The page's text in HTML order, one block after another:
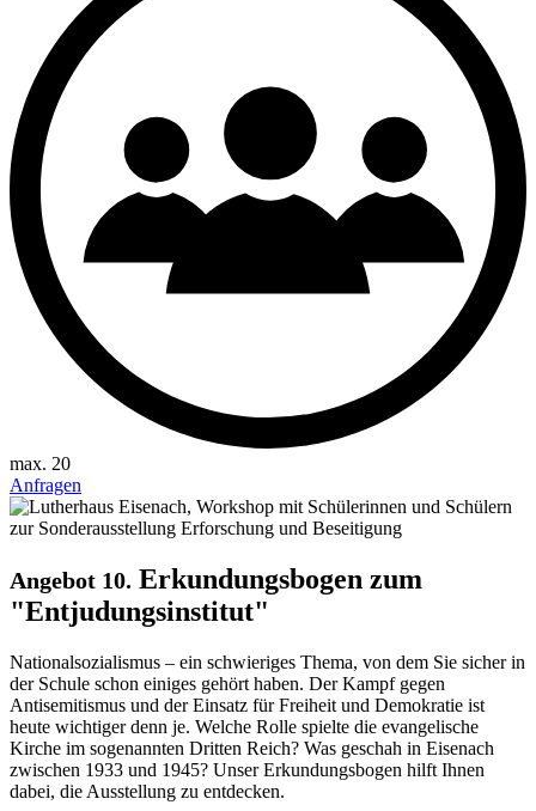
max. 20
Anfragen
Angebot 10. Erkundungsbogen zum
"Entjudungsinstitut"
Nationalsozialismus – ein schwieriges Thema, von dem Sie sicher in
der Schule schon einiges gehört haben. Der Kampf gegen
Antisemitismus und der Einsatz für Freiheit und Demokratie ist
heute wichtiger denn je. Welche Rolle spielte die evangelische
Kirche im sogenannten Dritten Reich? Was geschah in Eisenach
zwischen 1933 und 1945? Unser Erkundungsbogen hilft Ihnen
dabei, die Ausstellung zu entdecken.